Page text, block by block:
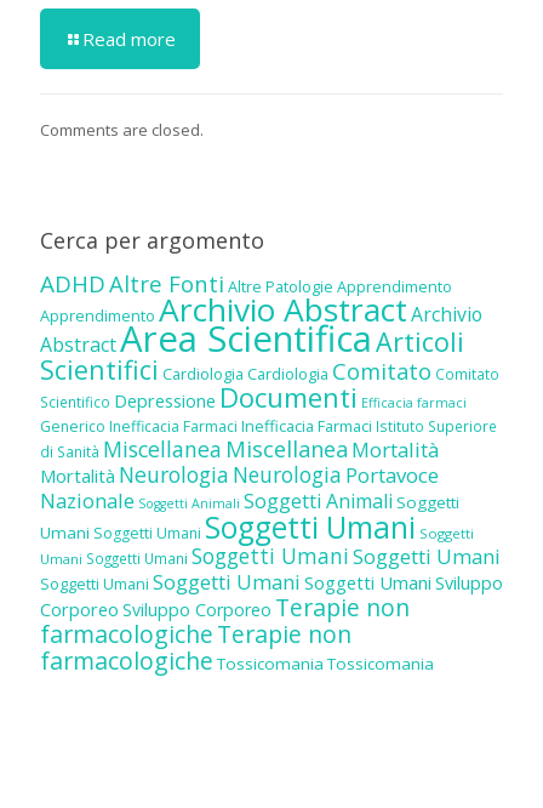
Read more
Comments are closed.
Cerca per argomento
ADHDAltre Fonti Altre Patologie Apprendimento
Apprendimento Archivio AbstractArchivio
AbstractArea ScientificaArticoli
Scientifici Cardiologia Cardiologia Comitato Comitato
Scientifico Depressione Documenti Efficacia farmaci
Generico Inefficacia Farmaci Inefficacia Farmaci Istituto Superiore
di Sanità Miscellanea Miscellanea Mortalità
Mortalità Neurologia Neurologia Portavoce
Nazionale Soggetti Animali Soggetti Animali Soggetti
Umani Soggetti Umani Soggetti Umani Soggetti
Umani Soggetti Umani Soggetti UmaniSoggetti Umani
Soggetti Umani Soggetti Umani Soggetti Umani Sviluppo
Corporeo Sviluppo Corporeo Terapie non
farmacologicheTerapie non
farmacologiche Tossicomania Tossicomania